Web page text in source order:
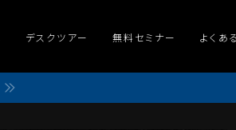
デスクツアー 無料セミナー よくあ